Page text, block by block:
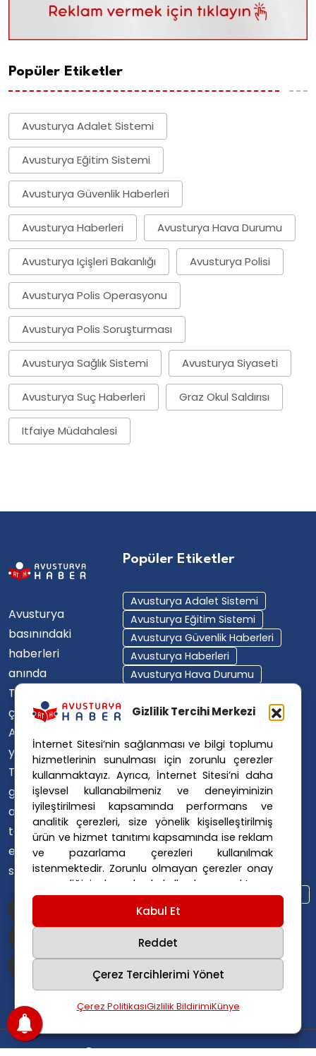
Gizlilik Tercihi Merkezi
İnternet Sitesi’nin sağlanması ve bilgi toplumu
hizmetlerinin sunulması için zorunlu çerezler
kullanmaktayız. Ayrıca, İnternet Sitesi’ni daha
işlevsel kullanabilmeniz ve deneyiminizin
iyileştirilmesi kapsamında performans ve
analitik çerezleri, size yönelik kişiselleştirilmiş
ürün ve hizmet tanıtımı kapsamında ise reklam
ve pazarlama çerezleri kullanılmak
istenmektedir. Zorunlu olmayan çerezler onay
vermediğiniz durumlarda kullanılmayacaktır.
Ayarlarınız 365 gün saklanır.
veGizlilik Politikasıiçin linklere tıklayınız.
Kabul Et
Reddet
Çerez Tercihlerimi Yönet
Çerez PolitikasıGizlilik BildirimiKünye
Popüler Etiketler
Avusturya Adalet Sistemi
Avusturya Eğitim Sistemi
Avusturya Güvenlik Haberleri
Avusturya Haberleri Avusturya Hava Durumu
Avusturya Içişleri Bakanlığı Avusturya Polisi
Avusturya Polis Operasyonu
Avusturya Polis Soruşturması
Avusturya Sağlık Sistemi Avusturya Siyaseti
Avusturya Suç Haberleri Graz Okul Saldırısı
Itfaiye Müdahalesi
Avusturya
basınındaki
haberleri
anında
Türkçe'ye
çevirerek,
Avusturya'da
yaşayan
Türklerin ülke
gündemini
ana dillerinde
takip
etmelerini
sağlıyoruz.
Popüler Etiketler
Avusturya Adalet Sistemi
Avusturya Eğitim Sistemi
Avusturya Güvenlik Haberleri
Avusturya Haberleri
Avusturya Hava Durumu
Avusturya Polisi
Avusturya Polis Soruşturması
Avusturya Sağlık Sistemi
Avusturya Siyaseti
Avusturya Suç Haberleri
Avusturya Trafik Haberleri
Donald Trump
FPÖ
Graz Okul Saldırısı
Internet Dolandırıcılığı
Itfaiye Müdahalesi
Viyana Polisi
Viyana Suç Haberleri